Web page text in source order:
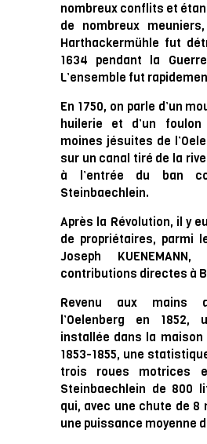
nombreux conflits et
de nombreux
Harthackermühle fut
1634 pendant la
L’ensemble fut
En 1750, on parle d’un
huilerie et d’un foulon
moines jésuites de
sur un canal tiré de la
à l’entrée du ban
Steinbaechlein.
Après la Révolution, il y
de propriétaires, parmi
Joseph
contributions directes à
Revenu aux mains
l’Oelenberg en 1852,
installée dans la maison
1853-1855, une
trois roues motrices
Steinbaechlein de 800
qui, avec une chute de 8
une puissance moyenne